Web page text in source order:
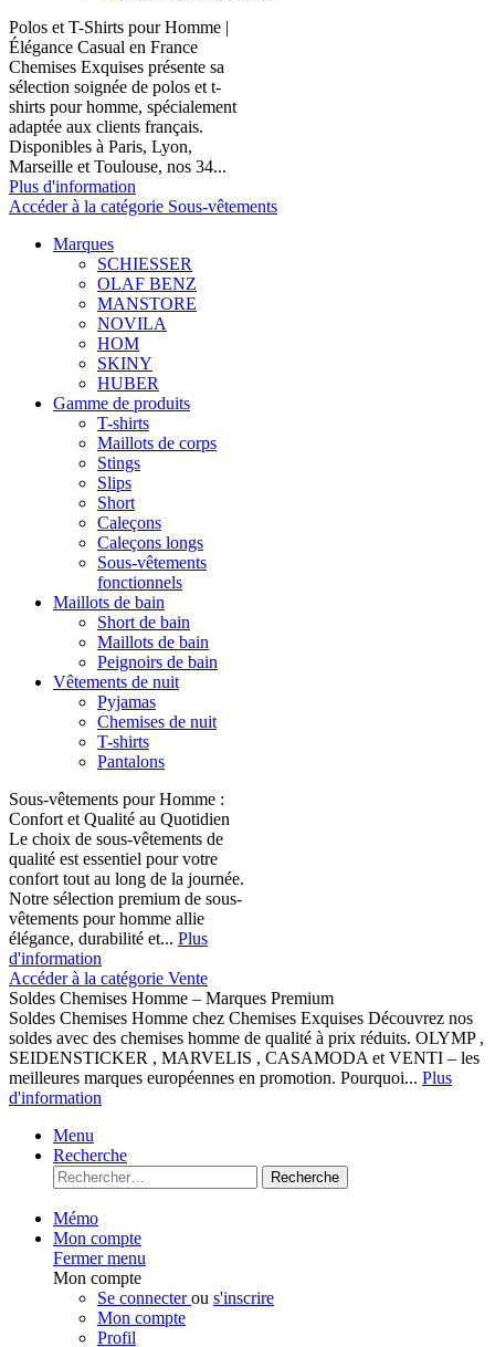
Polos et T-Shirts pour Homme |
Élégance Casual en France
Chemises Exquises présente sa
sélection soignée de polos et t-
shirts pour homme, spécialement
adaptée aux clients français.
Disponibles à Paris, Lyon,
Marseille et Toulouse, nos 34...
Plus d'information
Accéder à la catégorie Sous-vêtements
Marques
SCHIESSER
OLAF BENZ
MANSTORE
NOVILA
HOM
SKINY
HUBER
Gamme de produits
T-shirts
Maillots de corps
Stings
Slips
Short
Caleçons
Caleçons longs
Sous-vêtements
fonctionnels
Maillots de bain
Short de bain
Maillots de bain
Peignoirs de bain
Vêtements de nuit
Pyjamas
Chemises de nuit
T-shirts
Pantalons
Sous-vêtements pour Homme :
Confort et Qualité au Quotidien
Le choix de sous-vêtements de
qualité est essentiel pour votre
confort tout au long de la journée.
Notre sélection premium de sous-
vêtements pour homme allie
élégance, durabilité et... Plus
d'information
Accéder à la catégorie Vente
Soldes Chemises Homme – Marques Premium
Soldes Chemises Homme chez Chemises Exquises Découvrez nos
soldes avec des chemises homme de qualité à prix réduits. OLYMP ,
SEIDENSTICKER , MARVELIS , CASAMODA et VENTI – les
meilleures marques européennes en promotion. Pourquoi... Plus
d'information
Menu
Recherche
Recherche
Mémo
Mon compte
Fermer menu
Mon compte
Se connecterou s'inscrire
Mon compte
Profil